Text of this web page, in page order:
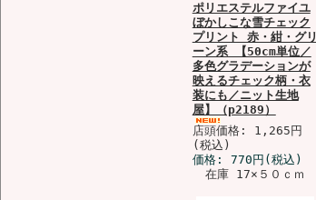
ポリエステルファイユ
ぼかしこな雪チェック
プリント 赤・紺・グリ
ーン系 【50cm単位／
多色グラデーションが
映えるチェック柄・衣
装にも／ニット生地
屋】（p2189）
店頭価格: 1,265円
(税込)
価格: 770円 (税込)
在庫 17×５０ｃｍ